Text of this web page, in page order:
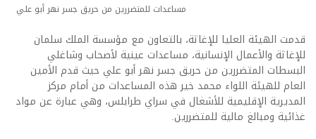
مساعدات للمتضررين من حريق جسر نهر أبو علي
قدمت الهيئة العليا للإغاثة، بالتعاون مع مؤسسة الملك سلمان
للإغاثة والأعمال الإنسانية، مساعدات عينية لأصحاب وشاغلي
البسطات المتضررين من حريق جسر نهر أبو علي حيث قدم الأمين
العام للهيئة اللواء محمد خير هذه المساعدات من أمام مركز
المديرية الإقليمية للأشغال في سراي طرابلس، وهي عبارة عن مواد
غذائية ومبالغ مالية للمتضررين.